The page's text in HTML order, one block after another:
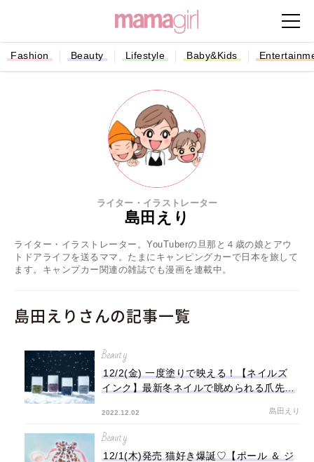
Fashion Beauty Lifestyle Baby&Kids
ライター・イラストレーター
島田えり
ライター・イラストレーター。YouTuberの旦那と４歳の娘とアウ
トドアライフを送るママ。たまにキャンピングカーで日本を旅して
ます。キャンプカー関連の雑誌でも漫画を連載中。
島田えりさんの記事一覧
Beauty
12/2(金) 一度塗りで映える！【ネイルズ
インク】最新冬ネイルで眺められる爪先に
2022.12.02 島田えり
Beauty
12/1(木)発売 猫好き爆誕♡【ポール ＆ ジ